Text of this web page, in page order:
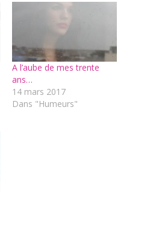
A l’aube de mes trente
ans…
14 mars 2017
Dans "Humeurs"